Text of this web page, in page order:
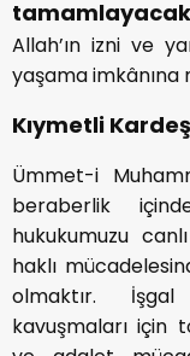
Allah’ın izni ve
yaşama imkânına
Kıymetli
Ümmet-i
beraberlik
hukukumuzu
haklı
olmaktır.
kavuşmaları için